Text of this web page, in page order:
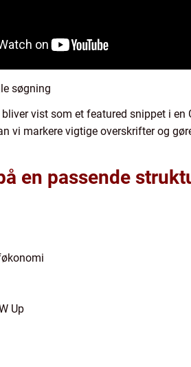
søgning
vist som et featured snippet i
vi markere vigtige overskrifter og
en passende
Up